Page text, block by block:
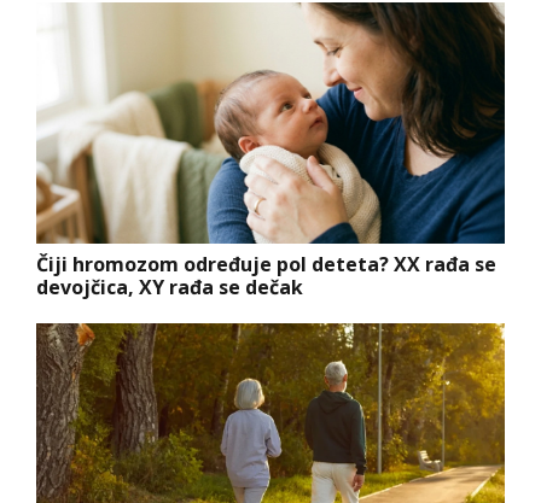
Čiji hromozom određuje pol deteta? XX rađa se
devojčica, XY rađa se dečak